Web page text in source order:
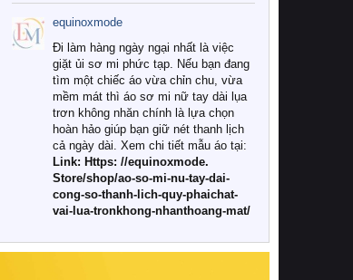
cấp thực sự chất lượng, phù hợp với
khí hậu và nhu cầu sử dụng của gia
đình? Hãy cùng chúng tôi đi tìm lời
giải đáp chi tiết qua bài viết dưới đây.
1. Tại sao các gia đình hiện đại lại ưa
chuộng chăn ga gối đệm cao cấp?
Khác với các dòng sản phẩm thông
thường, những bộ chăn ga gối đệm
cao cấp trải qua quy trình sản xuất
nghiêm ngặt từ khâu chọn lọc nguyên
liệu tự nhiên đến công nghệ dệt
nhuộm hiện đại không chứa hóa chất
này, bạn sẽ cảm nhận rõ rệt sự khác
equinoxmode
Đi làm hàng ngày ngại nhất là việc
giặt ủi sơ mi phức tạp. Nếu bạn đang
tìm một chiếc áo vừa chỉn chu, vừa
mềm mát thì áo sơ mi nữ tay dài lụa
trơn không nhăn chính là lựa chọn
hoàn hảo giúp bạn giữ nét thanh lịch
cả ngày dài. Xem chi tiết mẫu áo tại:
Link: Https: //equinoxmode.
Store/shop/ao-so-mi-nu-tay-dai-
cong-so-thanh-lich-quy-phaichat-
vai-lua-tronkhong-nhanthoang-mat/